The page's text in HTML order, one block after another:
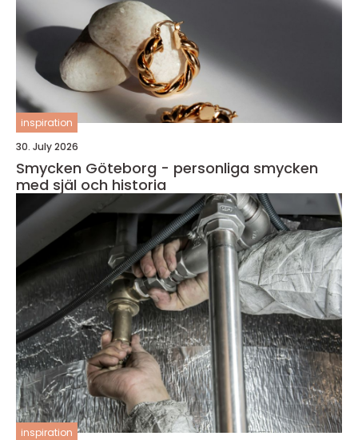
inspiration
30. July 2026
Smycken Göteborg - personliga smycken
med själ och historia
inspiration